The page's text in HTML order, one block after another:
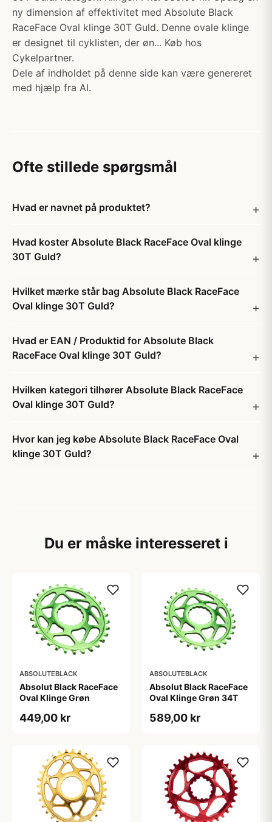
ny dimension af effektivitet med Absolute Black
RaceFace Oval klinge 30T Guld. Denne ovale klinge
er designet til cyklisten, der øn... Køb hos
Cykelpartner.
Dele af indholdet på denne side kan være genereret
med hjælp fra AI.
Ofte stillede spørgsmål
Hvad er navnet på produktet?
Hvad koster Absolute Black RaceFace Oval klinge
30T Guld?
Hvilket mærke står bag Absolute Black RaceFace
Oval klinge 30T Guld?
Hvad er EAN / Produktid for Absolute Black
RaceFace Oval klinge 30T Guld?
Hvilken kategori tilhører Absolute Black RaceFace
Oval klinge 30T Guld?
Hvor kan jeg købe Absolute Black RaceFace Oval
klinge 30T Guld?
Du er måske interesseret i
ABSOLUTEBLACK
Absolut Black RaceFace
Oval Klinge Grøn
449,00 kr
ABSOLUTEBLACK
Absolut Black RaceFace
Oval Klinge Grøn 34T
589,00 kr